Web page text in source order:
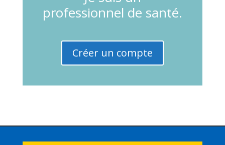
professionnel de santé.
Créer un compte